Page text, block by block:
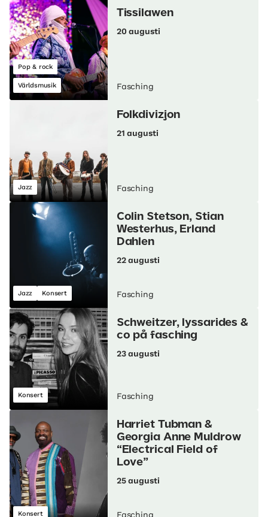
Pop & rock
Världsmusik
Tissilawen
20 augusti
Fasching
Jazz
Folkdivizjon
21 augusti
Fasching
Jazz Konsert
Colin Stetson, Stian
Westerhus, Erland
Dahlen
22 augusti
Fasching
Konsert
Schweitzer, lyssarides &
co på fasching
23 augusti
Fasching
Konsert
Harriet Tubman &
Georgia Anne Muldrow
“Electrical Field of
Love”
25 augusti
Fasching